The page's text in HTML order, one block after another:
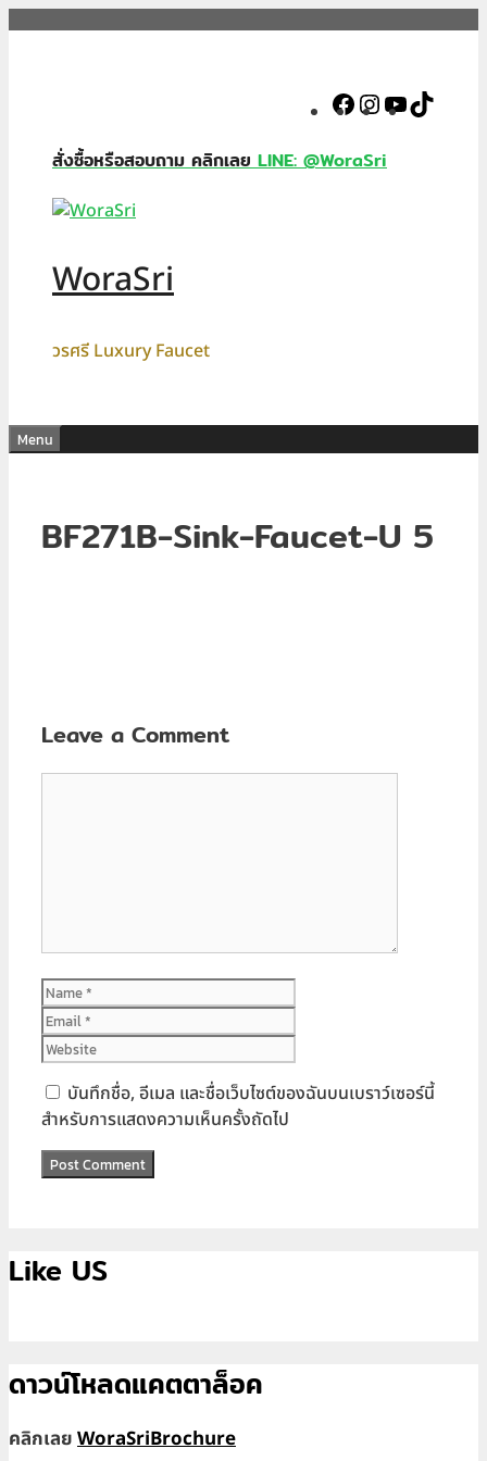
Facebook
Instagram
YouTube
สั่งซื้อหรือสอบถาม คลิกเลยLINE: @WoraSri
WoraSri
วรศรี Luxury Faucet
Menu
BF271B-Sink-Faucet-U 5
Leave a Comment
Name
บันทึกชื่อ, อีเมล และชื่อเว็บไซต์ของฉันบนเบราว์เซอร์นี้
สำหรับการแสดงความเห็นครั้งถัดไป
Like US
ดาวน์โหลดแคตตาล็อค
คลิกเลยWoraSriBrochure